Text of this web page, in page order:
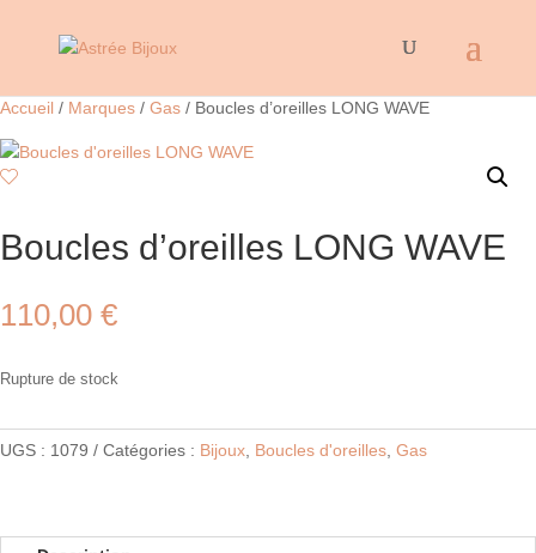
Accueil / Marques / Gas / Boucles d’oreilles LONG WAVE
Boucles d’oreilles LONG WAVE
110,00 €
Rupture de stock
UGS : 1079 Catégories : Bijoux Boucles d'oreilles Gas